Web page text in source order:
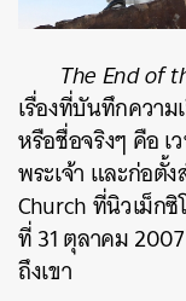
The End of
เรื่องที่บันทึกควา
หรือชื่อจริงๆ คือ เ
พระเจ้า และก่อตั้
Church ที่นิวเม็ก
ที่ 31 ตุลาคม
ถึงเขา